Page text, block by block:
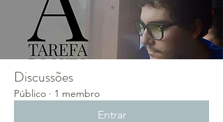
Discussões
Público · 1 membro
Entrar